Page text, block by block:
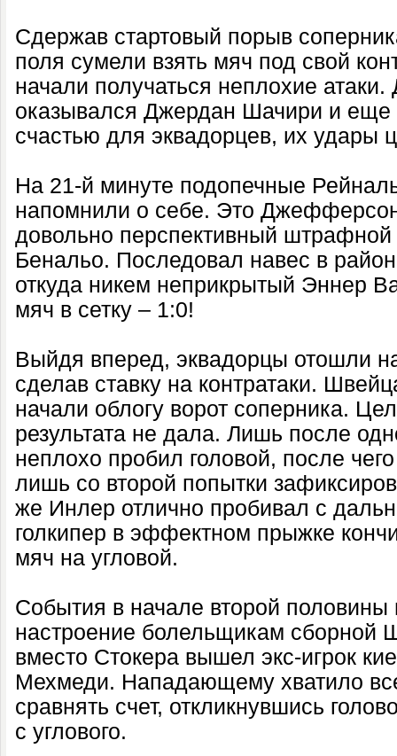
Сдержав стартовый порыв
поля сумели взять мяч под свой
начали получаться неплохие
оказывался Джердан Шачири и еще
счастью для эквадорцев, их удары
На 21-й минуте подопечные
напомнили о себе. Это
довольно перспективный штрафной
Бенальо. Последовал навес в
откуда никем неприкрытый Эннер
мяч в сетку – 1:0!
Выйдя вперед, эквадорцы отошли
сделав ставку на контратаки.
начали облогу ворот соперника.
результата не дала. Лишь после
неплохо пробил головой, после
лишь со второй попытки
же Инлер отлично пробивал с
голкипер в эффектном прыжке
мяч на угловой.
События в начале второй половины
настроение болельщикам сборной
вместо Стокера вышел экс-игрок
Мехмеди. Нападающему хватило
сравнять счет, откликнувшись
с углового.